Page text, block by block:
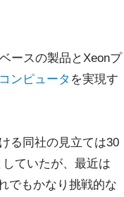
ースの製品とXeonプ
ンピュータ を実現す
る同社の見立ては30
ていたが、最近は
でもかなり挑戦的な